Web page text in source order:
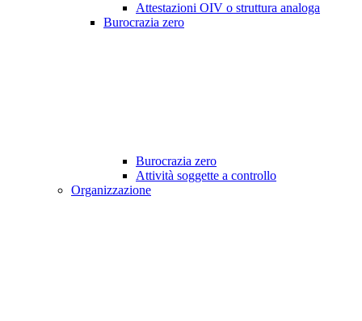
Attestazioni OIV o struttura analoga
Burocrazia zero
Burocrazia zero
Attività soggette a controllo
Organizzazione